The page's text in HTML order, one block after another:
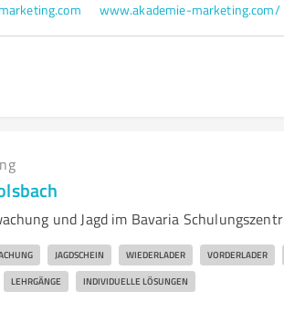
www.akademie-marketing.com/
und Jagd im Bavaria
JAGDSCHEIN WIEDERLADER VORDERLADER
LEHRGÄNGE INDIVIDUELLE LÖSUNGEN